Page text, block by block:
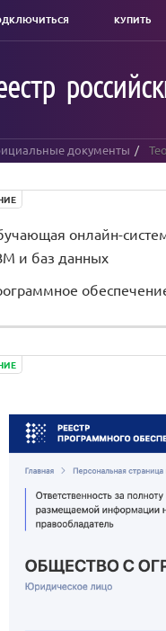
КУПИТЬ
документы
онлайн-
и баз данных